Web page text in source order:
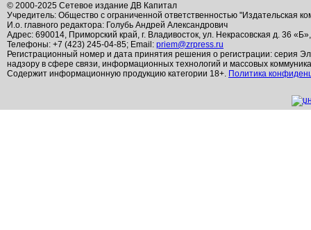
© 2000-2025 Сетевое издание ДВ Капитал
Учредитель: Общество с ограниченной ответственностью "Издательская
И.о. главного редактора: Голубь Андрей Александрович
Адрес: 690014, Приморский край, г. Владивосток, ул. Некрасовская д. 36
Телефоны: +7 (423) 245-04-85; Email: priem@zrpress.ru
Регистрационный номер и дата принятия решения о регистрации: серия
надзору в сфере связи, информационных технологий и массовых
Содержит информационную продукцию категории 18+. Политика